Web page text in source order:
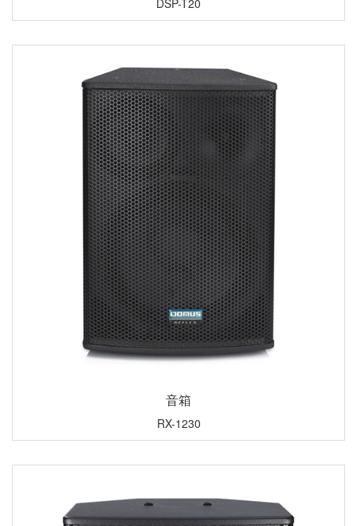
DSP-T20
音箱
RX-1230